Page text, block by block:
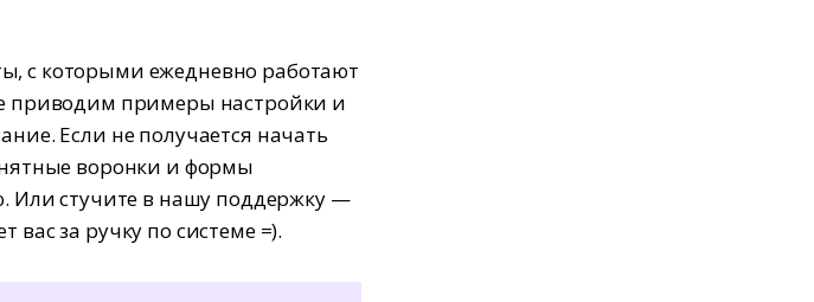
с которыми ежедневно работают
приводим примеры настройки и
Если не получается начать
воронки и формы
Или стучите в нашу поддержку —
вас за ручку по системе =).